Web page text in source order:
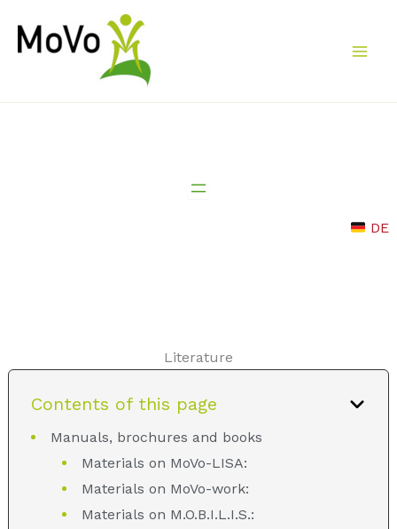
content
DE
Literature
Contents of this page
Manuals, brochures and books
Materials on MoVo-LISA:
Materials on MoVo-work:
Materials on M.O.B.I.L.I.S.: